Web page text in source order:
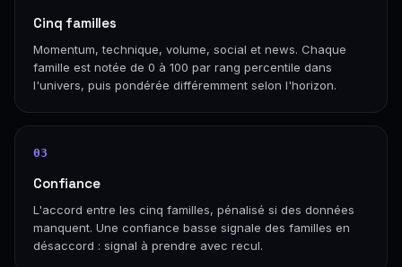
Cinq familles
Momentum, technique, volume, social et news. Chaque
famille est notée de 0 à 100 par rang percentile dans
l'univers, puis pondérée différemment selon l'horizon.
03
Confiance
L'accord entre les cinq familles, pénalisé si des données
manquent. Une confiance basse signale des familles en
désaccord : signal à prendre avec recul.